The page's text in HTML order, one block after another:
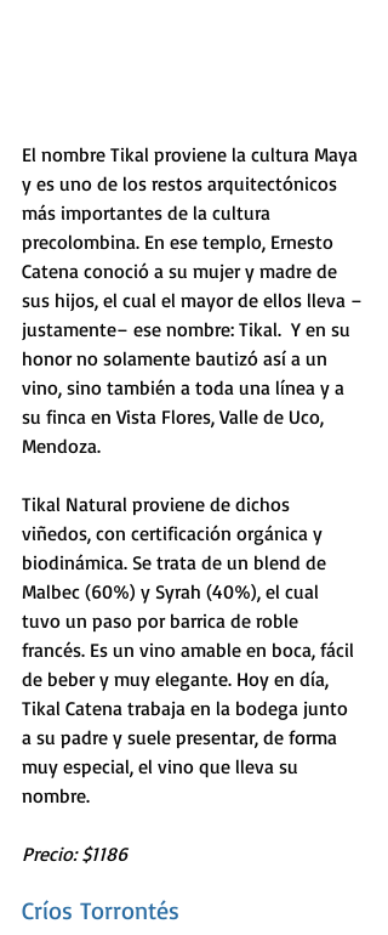
El nombre Tikal proviene la cultura Maya
y es uno de los restos arquitectónicos
más importantes de la cultura
precolombina. En ese templo, Ernesto
Catena conoció a su mujer y madre de
sus hijos, el cual el mayor de ellos lleva –
justamente– ese nombre: Tikal.  Y en su
honor no solamente bautizó así a un
vino, sino también a toda una línea y a
su finca en Vista Flores, Valle de Uco,
Mendoza.
Tikal Natural proviene de dichos
viñedos, con certificación orgánica y
biodinámica. Se trata de un blend de
Malbec (60%) y Syrah (40%), el cual
tuvo un paso por barrica de roble
francés. Es un vino amable en boca, fácil
de beber y muy elegante. Hoy en día,
Tikal Catena trabaja en la bodega junto
a su padre y suele presentar, de forma
muy especial, el vino que lleva su
nombre.
Precio: $1186
Críos Torrontés